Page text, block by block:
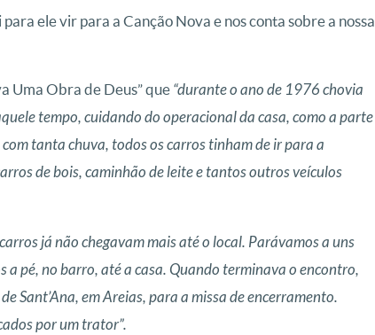
ele vir para a Canção Nova e nos conta sobre a nossa
Uma Obra de Deus” que“durante o ano de 1976 chovia
tempo, cuidando do operacional da casa, como a parte
tanta chuva, todos os carros tinham de ir para a
de bois, caminhão de leite e tantos outros veículos
já não chegavam mais até o local. Parávamos a uns
pé, no barro, até a casa. Quando terminava o encontro,
Sant’Ana, em Areias, para a missa de encerramento.
por um trator”.